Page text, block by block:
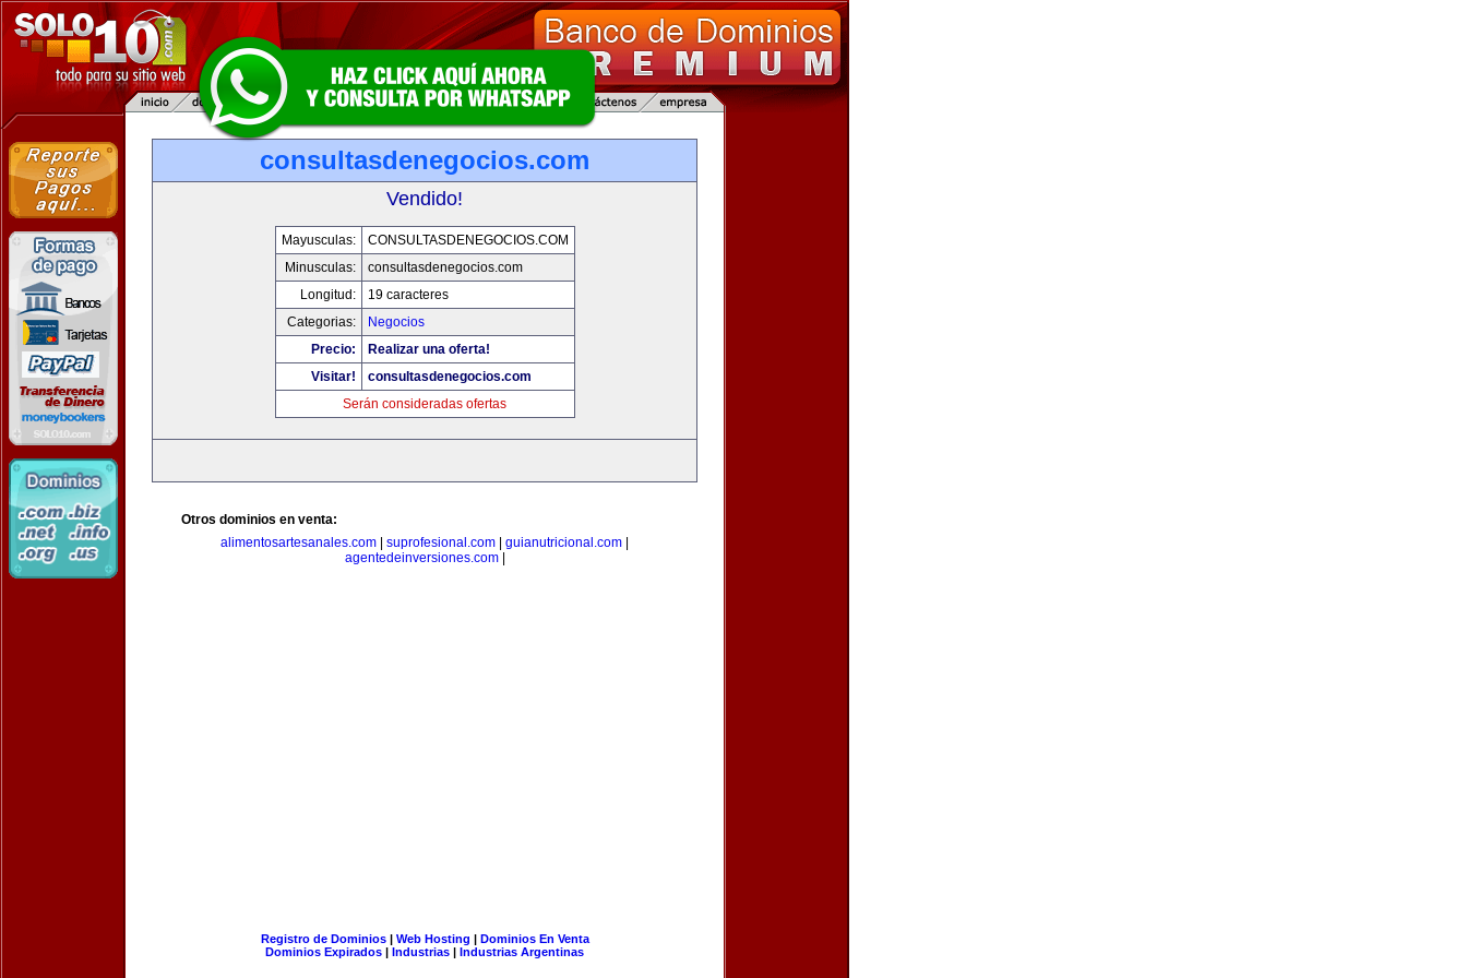
consultasdenegocios.com
Vendido!
Mayusculas:
CONSULTASDENEGOCIOS.COM
Minusculas:
consultasdenegocios.com
Longitud:
19 caracteres
Categorias:
Negocios
Precio:
Realizar una oferta!
Visitar!
consultasdenegocios.com
Serán consideradas ofertas
Otros dominios en venta:
alimentosartesanales.com
suprofesional.com guianutricional.com
agentedeinversiones.com|
Registro de Dominios| Web Hosting | Dominios En Venta
Dominios Expirados | Industrias | Industrias Argentinas